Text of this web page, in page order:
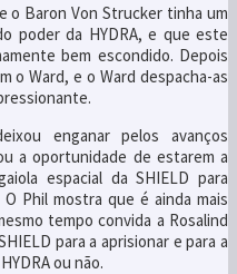
o Baron Von Strucker tinha um
poder da HYDRA, e que este
bem escondido. Depois
o Ward, e o Ward despacha-as
enganar pelos avanços
a oportunidade de estarem a
espacial da SHIELD para
Phil mostra que é ainda mais
tempo convida a Rosalind
para a aprisionar e para a
ou não.